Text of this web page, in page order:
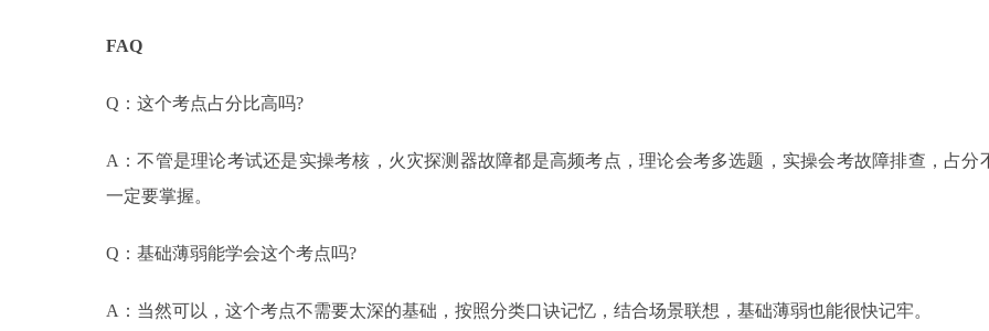
FAQ
Q：这个考点占分比高吗?
A：不管是理论考试还是实操考核，火灾探测器故障都是高频考点，理论会考多选题，实操会考故障排查，占分
一定要掌握。
Q：基础薄弱能学会这个考点吗?
A：当然可以，这个考点不需要太深的基础，按照分类口诀记忆，结合场景联想，基础薄弱也能很快记牢。